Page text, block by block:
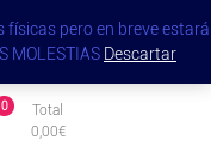
0
Total
0,00€
pero en breve estará
MOLESTIAS Descartar